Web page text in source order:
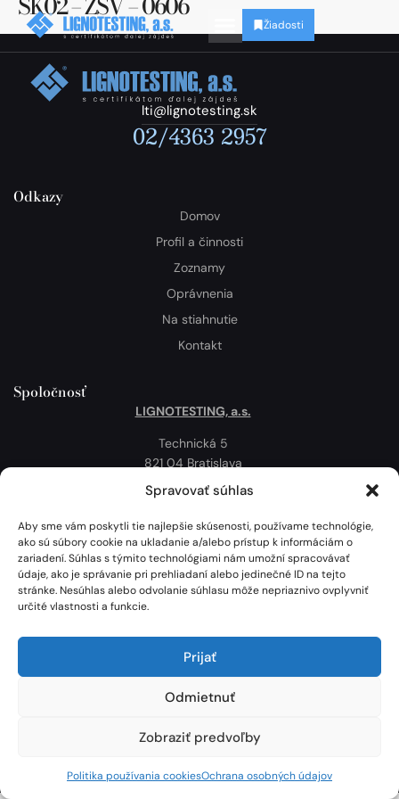
Spravovať súhlas
Aby sme vám poskytli tie najlepšie skúsenosti, používame technológie,
ako sú súbory cookie na ukladanie a/alebo prístup k informáciám o
zariadení. Súhlas s týmito technológiami nám umožní spracovávať
údaje, ako je správanie pri prehliadaní alebo jedinečné ID na tejto
stránke. Nesúhlas alebo odvolanie súhlasu môže nepriaznivo ovplyvniť
určité vlastnosti a funkcie.
Prijať
Odmietnuť
Zobraziť predvoľby
Politika používania cookiesOchrana osobných údajov
Žiadosti
lti@lignotesting.sk
02/4363 2957
Odkazy
Domov
Profil a činnosti
Zoznamy
Oprávnenia
Na stiahnutie
Kontakt
Spoločnosť
LIGNOTESTING, a.s.
Technická 5
821 04 Bratislava
Slovenská republika
Politika používania cookies
Mapa
Lignotesting, a. s. © 2024 | Všetky práva vyhradené. | Vytvoril: Marek Heinfarth.